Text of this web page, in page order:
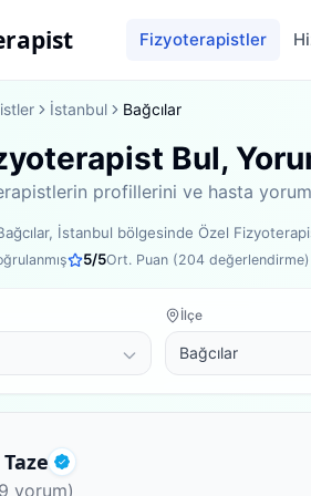
Fizyoterapistler
İstanbul Bağcılar
Bul,
profillerini ve hasta
İstanbul bölgesinde Özel
5/5Ort. Puan (204 değerlendirme)
İlçe
Doğrulanmış
yorum)